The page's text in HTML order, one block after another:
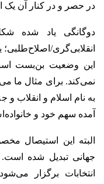
در حصر و در کنار آن یک
دوگانگی یاد شده
انقلابی‌‌گری/
این وضعیت بن‌بست
نمی‌‌کند. برای مثال ما
به نام اسلام و انقلاب
آمده سهم خود و
البته این استیصال
جهانی تبدیل شده
انتخابات برگزار